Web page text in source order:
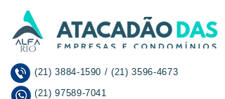
(21) 3884-1590 /(21) 3596-4673
(21) 97589-7041